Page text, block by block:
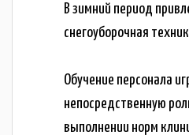
В зимний период
снегоуборочная
Обучение персонала
непосредственную
выполнении норм